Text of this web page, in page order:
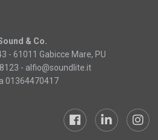
& Co.
- 61011 Gabicce Mare, PU
- alfio@soundlite.it
01364470417